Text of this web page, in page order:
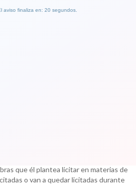
que él plantea licitar en materias de
o van a quedar licitadas durante
aviso finaliza en: 19 segundos.